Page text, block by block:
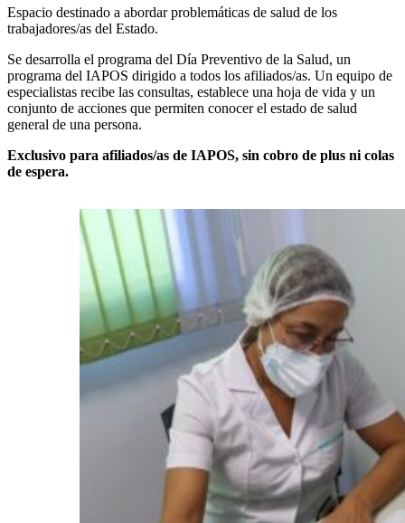
Espacio destinado a abordar problemáticas de salud de los
trabajadores/as del Estado.
Se desarrolla el programa del Día Preventivo de la Salud, un
programa del IAPOS dirigido a todos los afiliados/as. Un equipo de
especialistas recibe las consultas, establece una hoja de vida y un
conjunto de acciones que permiten conocer el estado de salud
general de una persona.
Exclusivo para afiliados/as de IAPOS, sin cobro de plus ni colas
de espera.